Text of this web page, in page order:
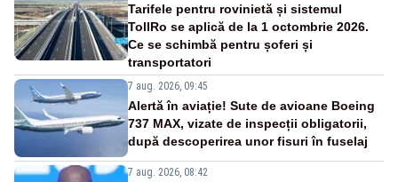
Tarifele pentru rovinietă și sistemul
TollRo se aplică de la 1 octombrie 2026.
Ce se schimbă pentru șoferi și
transportatori
7 aug. 2026, 09:45
Alertă în aviație! Sute de avioane Boeing
737 MAX, vizate de inspecții obligatorii,
după descoperirea unor fisuri în fuselaj
7 aug. 2026, 08:42